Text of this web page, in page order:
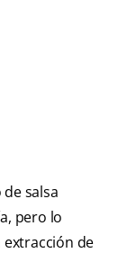
salsa
pero lo
de